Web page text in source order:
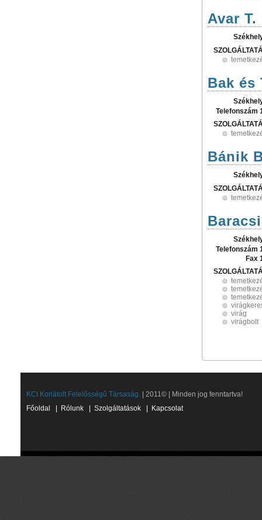
Avar
Bak és
Telefonszám
Bánik
Telefonszám
Fax
virág
virágbolt
KCI Korlátolt Felelősségű Társaság. | 2011© | Minden jog fenntartva!
Főoldal
Rólunk Szolgáltatások Kapcsolat